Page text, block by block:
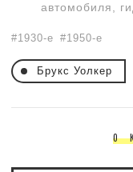
автомобиля,
1930-е 1950-е
Брукс Уолкер
0